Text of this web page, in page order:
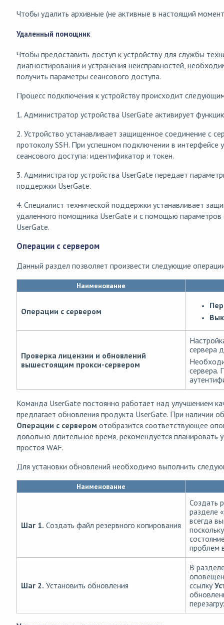
Чтобы удалить архивные (не активные в настоящий
Удаленный помощник
Чтобы предоставить доступ к устройству для службы
диагностирования и устранения неисправностей,
получить параметры сеансового доступа.
Процесс подключения к устройству происходит
1. Администратор устройства UserGate активирует
2. Устройство устанавливает защищенное соединение с
протоколу SSH. При успешном подключении в интерфейсе
сеансового доступа: идентификатор и токен.
3. Администратор устройства UserGate передает
поддержки UserGate.
4. Специалист технической поддержки устанавливает
удаленного помощника UserGate и с помощью параметров
UserGate.
Операции с сервером
Данный раздел позволяет произвести следующие
Наименование
Операции с сервером
Проверка лицензии и обновлений
вышестоящим прокси-сервером
сервера
сервера.
Команда UserGate постоянно работает над улучшением
предлагает обновления продукта UserGate. При наличии
Операции с сервером отобразится соответствующее
довольно длительное время, рекомендуется
простоя WAF.
Для установки обновлений необходимо выполнить
Наименование
Шаг 1. Создать файл резервного копирования
Создать
разделе «
всегда
проблем
Шаг 2. Установить обновления
В
ссылку